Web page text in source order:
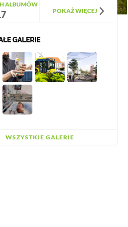
ALBUMÓW
POKAŻ WIĘCEJ
GALERIE
WSZYSTKIE GALERIE